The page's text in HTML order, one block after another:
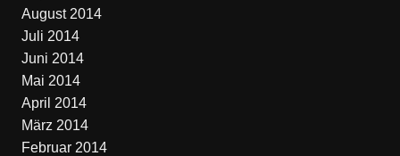
August 2014
Juli 2014
Juni 2014
Mai 2014
April 2014
März 2014
Februar 2014